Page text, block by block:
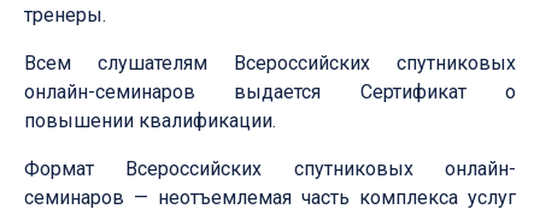
тренеры.
Всем слушателям Всероссийских спутниковых
онлайн-семинаров выдается Сертификат о
повышении квалификации.
Формат Всероссийских спутниковых онлайн-
семинаров — неотъемлемая часть комплекса услуг